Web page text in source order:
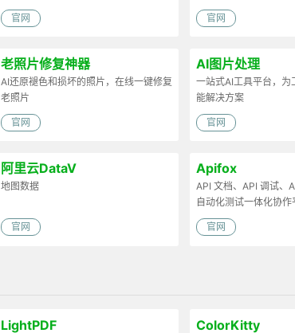
官网 官网
老照片修复神器
AI还原褪色和损坏的照片，在线一键修复
老照片
官网
AI图片处理
一站式AI工具平台，为
能解决方案
官网
阿里云DataV
地图数据
官网
Apifox
API 文档、API 调试、
自动化测试一体化协作
官网
LightPDF ColorKitty